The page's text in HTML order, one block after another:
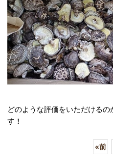
どのような評価をいただける
す！
«前